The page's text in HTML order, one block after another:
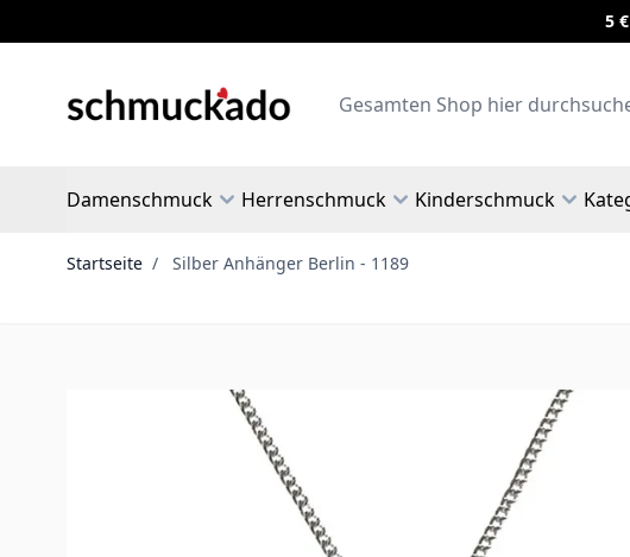
5
Search
Damenschmuck Herrenschmuck Kinderschmuck
Startseite / Silber Anhänger Berlin - 1189